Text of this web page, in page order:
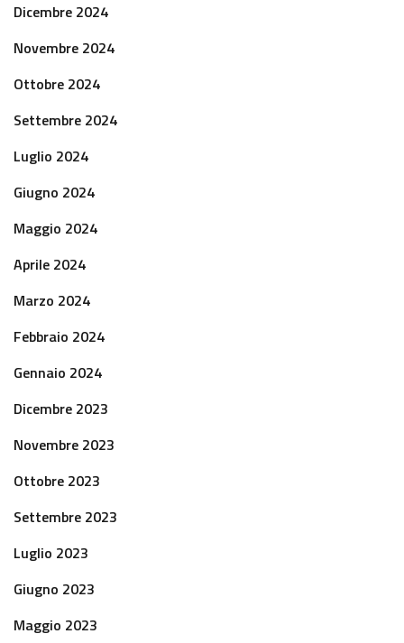
Dicembre 2024
Novembre 2024
Ottobre 2024
Settembre 2024
Luglio 2024
Giugno 2024
Maggio 2024
Aprile 2024
Marzo 2024
Febbraio 2024
Gennaio 2024
Dicembre 2023
Novembre 2023
Ottobre 2023
Settembre 2023
Luglio 2023
Giugno 2023
Maggio 2023